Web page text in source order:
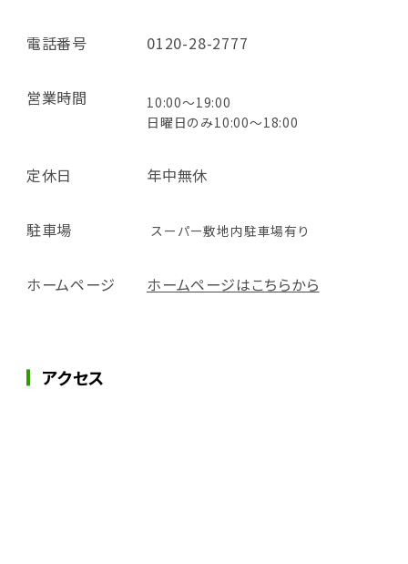
電話番号 0120-28-2777
営業時間
10:00～19:00
日曜日のみ10:00～18:00
定休日 年中無休
駐車場 スーパー敷地内駐車場有り
ホームページ ホームページはこちらから
アクセス